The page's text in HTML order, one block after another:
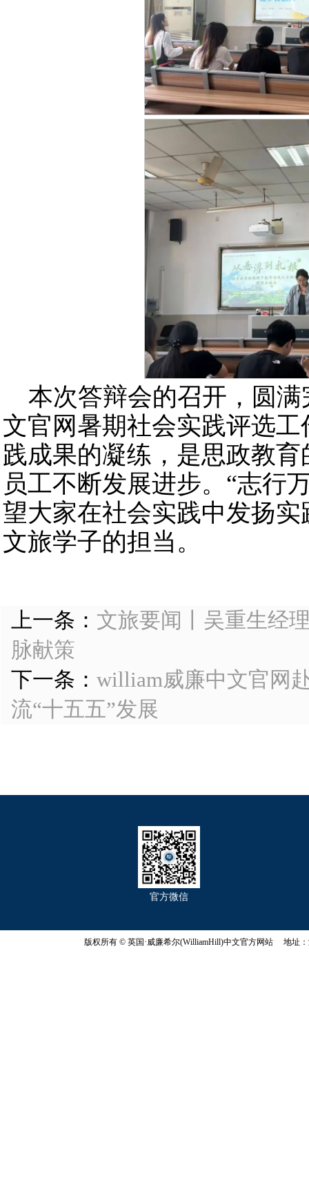
本次答辩会的召开，圆
文官网暑期社会实践评选
践成果的凝练，是思政教
员工不断发展进步。“志行
望大家在社会实践中发扬
文旅学子的担当。
上一条： 文旅要闻丨吴重生经
脉献策
下一条： ​william威廉中文官网
流“十五五”发展
官方微信
版权所有 © 英国·威廉希尔(WilliamHill)中文官方网站 地址：